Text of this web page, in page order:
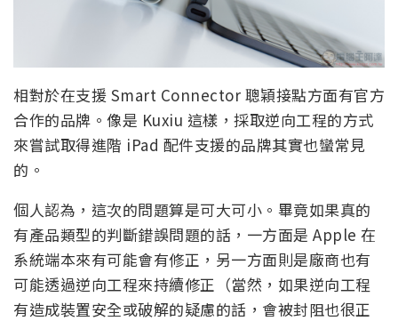
相對於在支援 Smart Connector 聰穎接點方面有官方
合作的品牌。像是 Kuxiu 這樣，採取逆向工程的方式
來嘗試取得進階 iPad 配件支援的品牌其實也蠻常見
的。
個人認為，這次的問題算是可大可小。畢竟如果真的
有產品類型的判斷錯誤問題的話，一方面是 Apple 在
系統端本來有可能會有修正，另一方面則是廠商也有
可能透過逆向工程來持續修正（當然，如果逆向工程
有造成裝置安全或破解的疑慮的話，會被封阻也很正